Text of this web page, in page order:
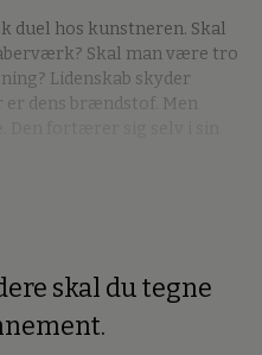
duel hos kunstneren. Skal
Skal man være tro
Lidenskab skyder
er dens brændstof. Men
skal du tegne